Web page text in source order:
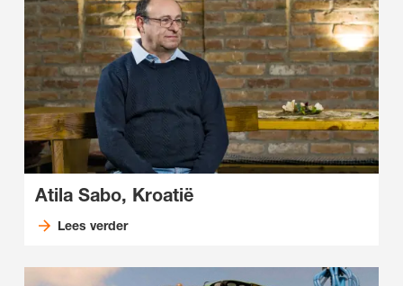
Atila Sabo, Kroatië
Lees verder